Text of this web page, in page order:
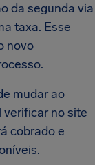
da segunda via
taxa. Esse
novo
mudar ao
verificar no site
cobrado e